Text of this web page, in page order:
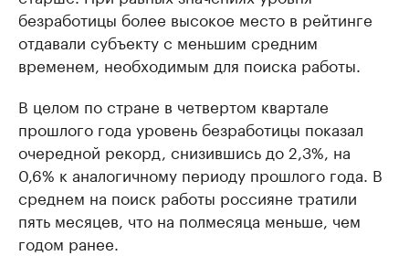
безработицы более высокое место в рейтинге
отдавали субъекту с меньшим средним
временем, необходимым для поиска работы.
В целом по стране в четвертом квартале
прошлого года уровень безработицы показал
очередной рекорд, снизившись до 2,3%, на
0,6% к аналогичному периоду прошлого года. В
среднем на поиск работы россияне тратили
пять месяцев, что на полмесяца меньше, чем
годом ранее.